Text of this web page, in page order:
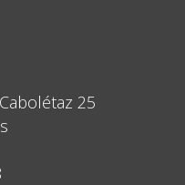
25